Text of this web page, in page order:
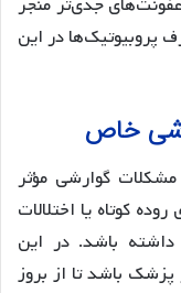
جدی‌تر منجر
پروبیوتیک‌ها در این
خاص
گوارشی مؤثر
کوتاه یا اختلالات
باشد. در این
پزشک باشد تا از بروز